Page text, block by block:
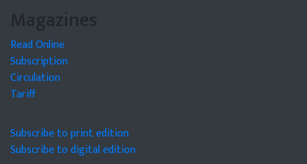
Magazines
Read Online
Subscription
Circulation
Tariff
Subscribe to print edition
Subscribe to digital edition